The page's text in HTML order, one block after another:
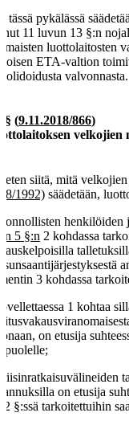
tässä pykälässä
11 luvun 13 §:n
luottolaitosten
toisen ETA-valtion
valvonnasta.
§ (9.11.2018/866)
velkojien
siitä, mitä velkojien
1992) säädetään,
henkilöiden
5 §:n 2 kohdassa
3 kohdassa
1 kohtaa
on etusija
on etusija
2 §:ssä tarkoitettuihin